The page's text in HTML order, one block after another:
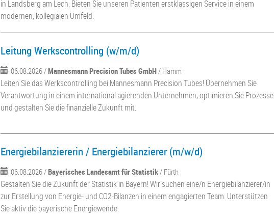
in Landsberg am Lech. Bieten Sie unseren Patienten erstklassigen Service in einem
modernen, kollegialen Umfeld.
Leitung Werkscontrolling (w/m/d)
06.08.2026 /Mannesmann Precision Tubes GmbH/ Hamm
Leiten Sie das Werkscontrolling bei Mannesmann Precision Tubes! Übernehmen Sie
Verantwortung in einem international agierenden Unternehmen, optimieren Sie Prozesse
und gestalten Sie die finanzielle Zukunft mit.
Energiebilanziererin / Energiebilanzierer (m/w/d)
06.08.2026 /Bayerisches Landesamt für Statistik/ Fürth
Gestalten Sie die Zukunft der Statistik in Bayern! Wir suchen eine/n Energiebilanzierer/in
zur Erstellung von Energie- und CO2-Bilanzen in einem engagierten Team. Unterstützen
Sie aktiv die bayerische Energiewende.